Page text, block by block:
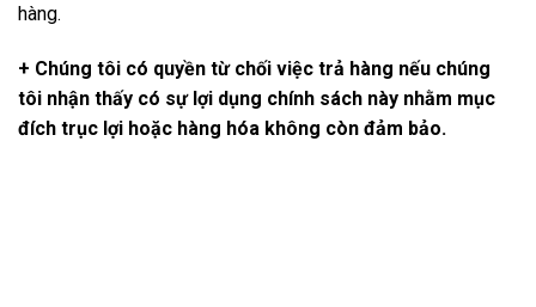
hàng.
+ Chúng tôi có quyền từ chối việc trả hàng nếu chúng
tôi nhận thấy có sự lợi dụng chính sách này nhằm mục
đích trục lợi hoặc hàng hóa không còn đảm bảo.